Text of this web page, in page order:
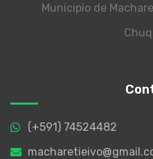
Municipio de
(+591) 74524482